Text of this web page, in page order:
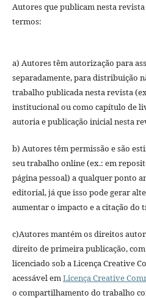
Autores que publicam nesta
termos:
a) Autores têm autorização para
separadamente, para distribuição
trabalho publicada nesta revista
institucional ou como capítulo de
autoria e publicação inicial nesta
b) Autores têm permissão e são
seu trabalho online (ex.: em
página pessoal) a qualquer ponto
editorial, já que isso pode gerar
aumentar o impacto e a citação do
c)Autores mantém os direitos
direito de primeira publicação,
licenciado sob a Licença Creative
acessável emLicença Creative
o compartilhamento do trabalho